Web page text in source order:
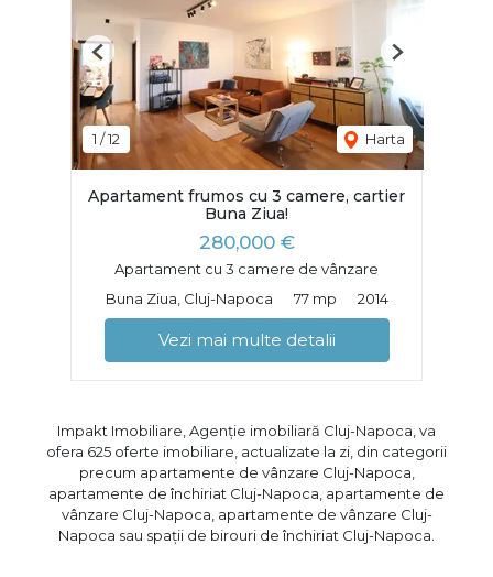
1 /12 Harta
Previous Next
Apartament frumos cu 3 camere, cartier
Buna Ziua!
280,000 €
Apartament cu 3 camere de vânzare
Buna Ziua, Cluj-Napoca
77 mp 2014
Vezi mai multe detalii
Impakt Imobiliare, Agenție imobiliară Cluj-Napoca, va
ofera 625 oferte imobiliare, actualizate la zi, din categorii
precum apartamente de vânzare Cluj-Napoca
apartamente de închiriat Cluj-Napoca apartamente de
vânzare Cluj-Napoca apartamente de vânzare Cluj-
Napoca sau spații de birouri de închiriat Cluj-Napoca